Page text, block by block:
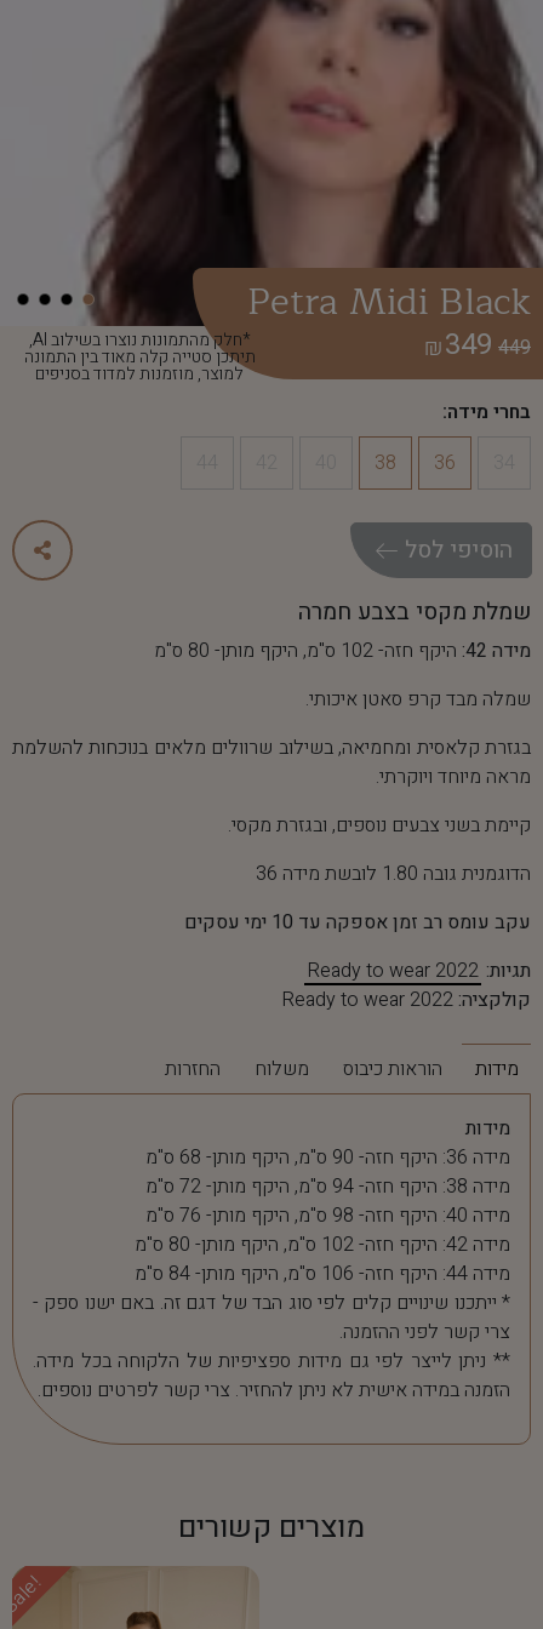
*חלק מהתמונות נוצרו בשילוב AI,
תיתכן סטייה קלה מאוד בין התמונה
למוצר, מוזמנות למדוד בסניפים
Petra Midi Black
449
349
₪
בחרי מידה:
36
38
הוסיפי לסל
שמלת מקסי בצבע חמרה
מידה 42:
היקף חזה- 102 ס"מ, היקף מותן- 80 ס"מ
שמלה מבד קרפ סאטן איכותי.
בגזרת קלאסית ומחמיאה, בשילוב שרוולים מלאים בנוכחות להשלמת
מראה מיוחד ויוקרתי.
קיימת בשני צבעים נוספים, ובגזרת מקסי.
הדוגמנית גובה 1.80 לובשת מידה 36
עקב עומס רב זמן אספקה עד 10 ימי עסקים
תגיות: Ready to wear 2022
קולקציה: Ready to wear 2022
מידות הוראות כיבוס משלוח החזרות
מידות
מידה 36: היקף חזה- 90 ס"מ, היקף מותן- 68 ס"מ
מידה 38: היקף חזה- 94 ס"מ, היקף מותן- 72 ס"מ
מידה 40: היקף חזה- 98 ס"מ, היקף מותן- 76 ס"מ
מידה 42: היקף חזה- 102 ס"מ, היקף מותן- 80 ס"מ
מידה 44: היקף חזה- 106 ס"מ, היקף מותן- 84 ס"מ
* ייתכנו שינויים קלים לפי סוג הבד של דגם זה. באם ישנו ספק -
צרי קשר לפני ההזמנה.
** ניתן לייצר לפי גם מידות ספציפיות של הלקוחה בכל מידה.
הזמנה במידה אישית לא ניתן להחזיר. צרי קשר לפרטים נוספים.
מוצרים קשורים